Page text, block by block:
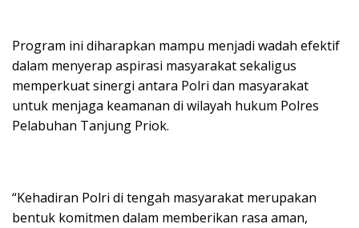
Program ini diharapkan mampu menjadi wadah efektif
dalam menyerap aspirasi masyarakat sekaligus
memperkuat sinergi antara Polri dan masyarakat
untuk menjaga keamanan di wilayah hukum Polres
Pelabuhan Tanjung Priok.
“Kehadiran Polri di tengah masyarakat merupakan
bentuk komitmen dalam memberikan rasa aman,